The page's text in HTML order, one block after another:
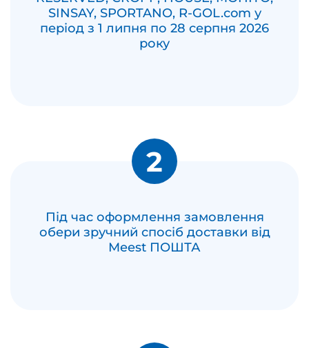
SINSAY, SPORTANO, R-GOL.com у
період з 1 липня по 28 серпня 2026
року
2
Під час оформлення замовлення
обери зручний спосіб доставки від
Meest ПОШТА